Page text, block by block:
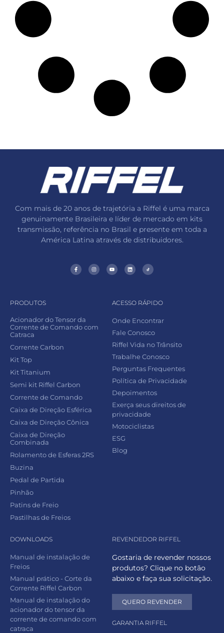
Com mais de 20 anos de trajetória a Riffel é uma marca
genuinamente Brasileira e líder de mercado em kits
transmissão, referência no Brasil e presente em toda a
América Latina através de distribuidores.
PRODUTOS
Acionador do Tensor da
Corrente de Comando com
Catraca
Corrente Carbon
Kit Top
Kit Titanium
Semi kit Riffel Carbon
Corrente de Comando
Caixa de Direção Esférica
Caixa de Direção Cônica
Caixa de Direção
Combinada
Rolamento de Esferas 2RS
Buzina
Pedal de Partida
Pinhão
Patins de Freio
Pastilhas de Freios
ACESSO RÁPIDO
Onde Encontrar
Fale Conosco
Riffel Vida no Trânsito
Trabalhe Conosco
Perguntas Frequentes
Política de Privacidade
Depoimentos
Exerça seus direitos de
privacidade
Motociclistas
ESG
Blog
DOWNLOADS
Manual de instalação de
Freios
Manual prático - Corte da
Corrente Riffel Carbon
Manual de instalação do
acionador do tensor da
corrente de comando com
catraca
REVENDEDOR RIFFEL
Gostaria de revender nossos
produtos? Clique no botão
abaixo e faça sua solicitação.
QUERO REVENDER
GARANTIA RIFFEL